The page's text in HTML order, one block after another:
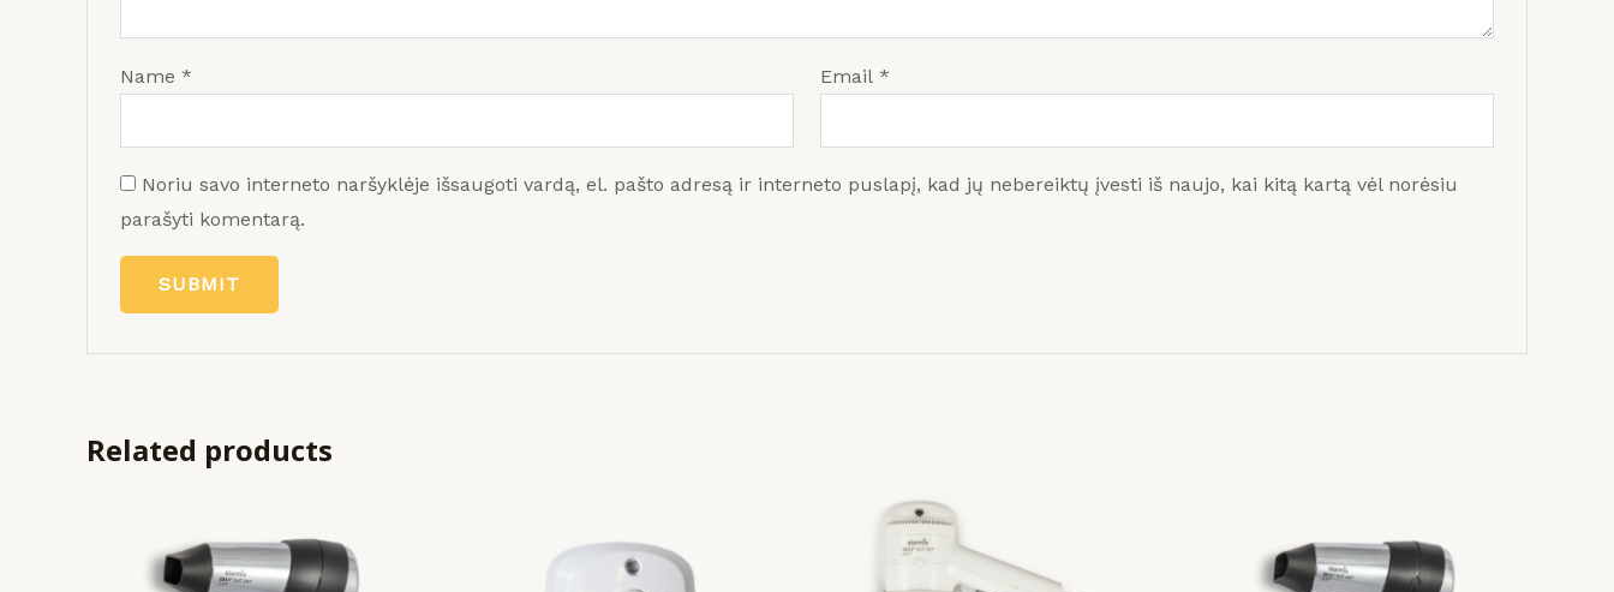
Name * Email*
Noriu savo interneto naršyklėje išsaugoti vardą, el. pašto adresą ir interneto puslapį, kad jų nebereiktų įvesti iš naujo, kai kitą kartą vėl norėsiu
parašyti komentarą.
Related products